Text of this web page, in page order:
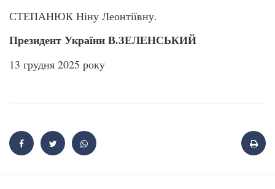
СТЕПАНЮК Ніну Леонтіївну.
Президент України В.ЗЕЛЕНСЬКИЙ
13 грудня 2025 року